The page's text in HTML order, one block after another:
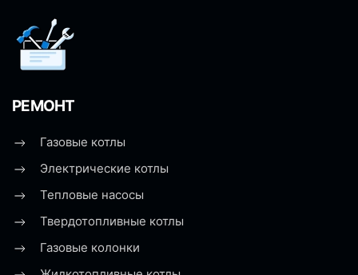
РЕМОНТ
Газовые котлы
Электрические котлы
Тепловые насосы
Твердотопливные котлы
Газовые колонки